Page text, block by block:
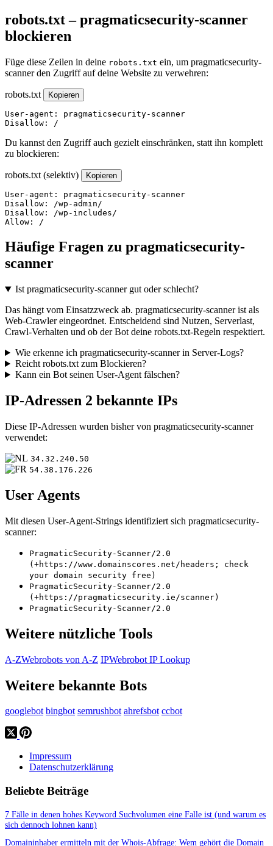
robots.txt – pragmaticsecurity-scanner
blockieren
Füge diese Zeilen in deine robots.txt ein, um pragmaticsecurity-
scanner den Zugriff auf deine Website zu verwehren:
robots.txt Kopieren
User-agent: pragmaticsecurity-scanner
Disallow: /
Du kannst den Zugriff auch gezielt einschränken, statt ihn komplett
zu blockieren:
robots.txt (selektiv) Kopieren
User-agent: pragmaticsecurity-scanner
Disallow: /wp-admin/
Disallow: /wp-includes/
Allow: /
Häufige Fragen zu pragmaticsecurity-
scanner
Ist pragmaticsecurity-scanner gut oder schlecht?
Das hängt vom Einsatzzweck ab. pragmaticsecurity-scanner ist als
Web-Crawler eingeordnet. Entscheidend sind Nutzen, Serverlast,
Crawl-Verhalten und ob der Bot deine robots.txt-Regeln respektiert.
Wie erkenne ich pragmaticsecurity-scanner in Server-Logs?
Reicht robots.txt zum Blockieren?
Kann ein Bot seinen User-Agent fälschen?
IP-Adressen 2 bekannte IPs
Diese IP-Adressen wurden bisher von pragmaticsecurity-scanner
verwendet:
34.32.240.50
54.38.176.226
User Agents
Mit diesen User-Agent-Strings identifiziert sich pragmaticsecurity-
scanner:
PragmaticSecurity-Scanner/2.0
(+https://www.domainscores.net/headers; check
your domain security free)
PragmaticSecurity-Scanner/2.0
(+https://pragmaticsecurity.ie/scanner)
PragmaticSecurity-Scanner/2.0
Weitere nützliche Tools
A-ZWebrobots von A-Z IPWebrobot IP Lookup
Weitere bekannte Bots
googlebot bingbot semrushbot ahrefsbot ccbot
Impressum
Datenschutzerklärung
Beliebte Beiträge
7 Fälle in denen hohes Keyword Suchvolumen eine Falle ist (und warum es
sich dennoch lohnen kann)
Domaininhaber ermitteln mit der Whois-Abfrage: Wem gehört die Domain